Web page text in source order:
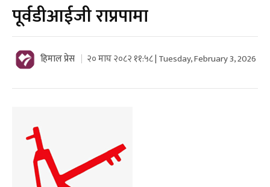
पूर्वडीआईजी राप्रपामा
हिमाल प्रेस २० माघ २०८२ ११:५८ | Tuesday, February 3, 2026